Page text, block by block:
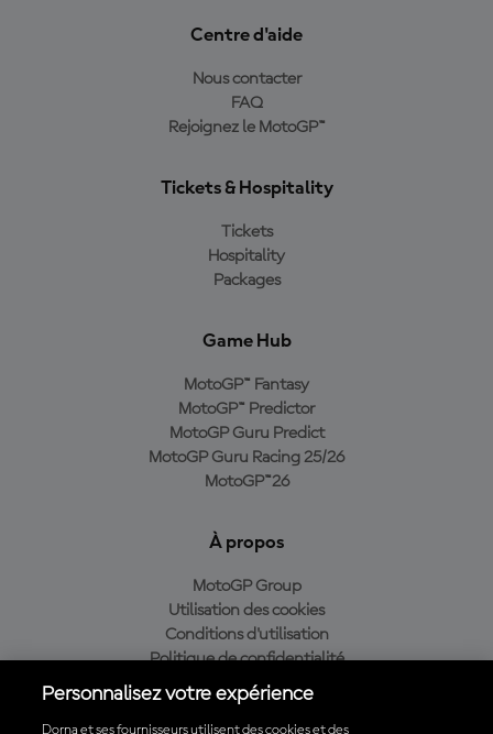
Centre d'aide
Nous contacter
FAQ
Rejoignez le MotoGP™
Tickets & Hospitality
Tickets
Hospitality
Packages
Game Hub
MotoGP™ Fantasy
MotoGP™ Predictor
MotoGP Guru Predict
MotoGP Guru Racing 25/26
MotoGP™26
À propos
MotoGP Group
Utilisation des cookies
Conditions d'utilisation
Politique de confidentialité
Politique d’achat
Personnalisez votre expérience
Dorna et ses fournisseurs utilisent des cookies et des